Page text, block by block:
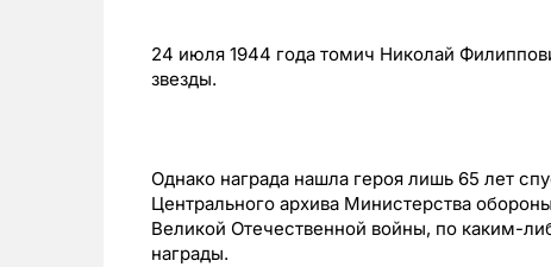
24 июля 1944 года томич Николай
звезды.
Однако награда нашла героя лишь 65 лет
Центрального архива Министерства
Великой Отечественной войны, по каким-
награды.